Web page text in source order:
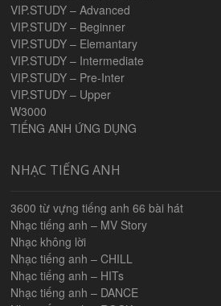
VIP.STUDY – Advanced
VIP.STUDY – Beginner
VIP.STUDY – Elemantary
VIP.STUDY – Intermediate
VIP.STUDY – Pre-Inter
VIP.STUDY – Upper
W3000
TIẾNG ANH ỨNG DỤNG
NHẠC TIẾNG ANH
3600 từ vựng tiếng anh 66 bài hát
Nhạc tiếng anh – MV Story
Nhạc không lời
Nhạc tiếng anh – CHILL
Nhạc tiếng anh – HITs
Nhạc tiếng anh – DANCE